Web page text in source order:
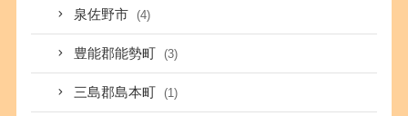
泉佐野市 (4)
豊能郡能勢町 (3)
三島郡島本町 (1)